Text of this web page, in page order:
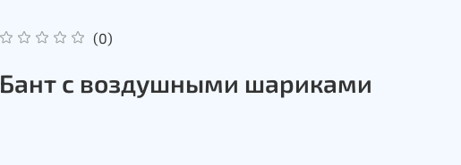
(0)
Бант с воздушными шариками